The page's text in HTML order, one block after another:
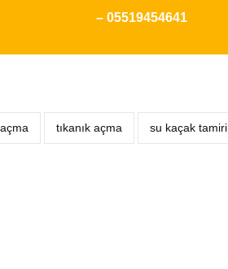
– 05519454641
tıkanık açma su kaçak tamiri